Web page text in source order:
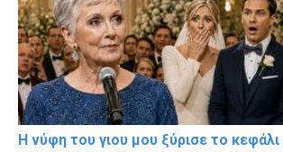
Η νύφη του γιου μου ξύρισε το